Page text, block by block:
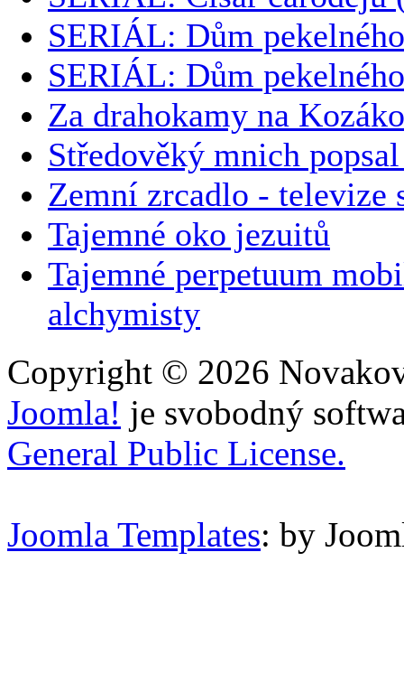
SERIÁL: Dům
SERIÁL: Dům
Za drahokamy na
Středověký mnich
Zemní zrcadlo - televize
Tajemné oko jezuitů
Tajemné perpetuum
alchymisty
Copyright © 2026
Joomla! je svobodný
General Public License.
Joomla Templates: by